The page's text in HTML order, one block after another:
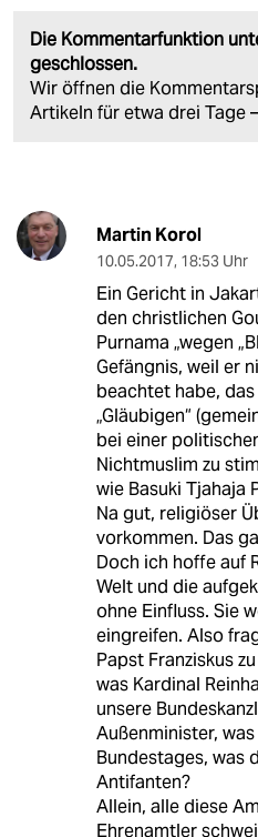
Die Kommentarfunktion
geschlossen.
Wir öffnen die
Artikeln für etwa drei Tage –
Martin Korol
10.05.2017, 18:53 Uhr
Ein Gericht in
den christlichen
Purnama „wegen
Gefängnis, weil er
beachtet habe,
„Gläubigen“
bei einer
Nichtmuslim zu
wie Basuki Tjahaja
Na gut, religiöser
vorkommen. Das
Doch ich hoffe auf
Welt und die
ohne Einfluss. Sie
eingreifen. Also
Papst Franziskus
was Kardinal
unsere
Außenminister,
Bundestages, was
Antifanten?
Allein, alle diese
Ehrenamtler